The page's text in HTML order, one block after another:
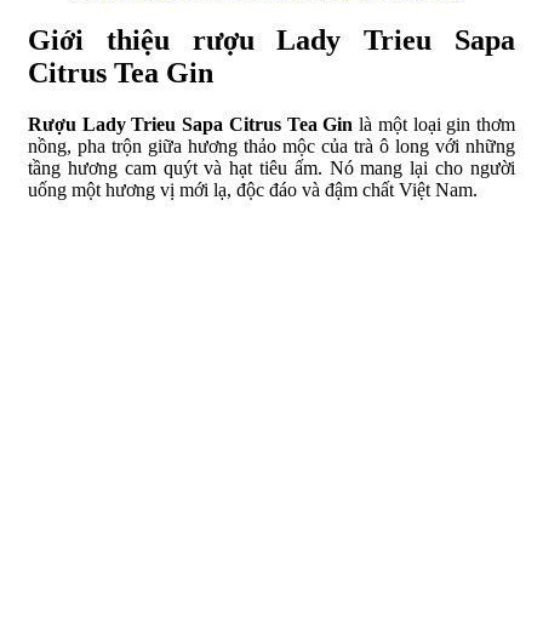
Giới thiệu rượu Lady Trieu Sapa
Citrus Tea Gin
Rượu Lady Trieu Sapa Citrus Tea Gin là một loại gin thơm
nồng, pha trộn giữa hương thảo mộc của trà ô long với những
tầng hương cam quýt và hạt tiêu ấm. Nó mang lại cho người
uống một hương vị mới lạ, độc đáo và đậm chất Việt Nam.